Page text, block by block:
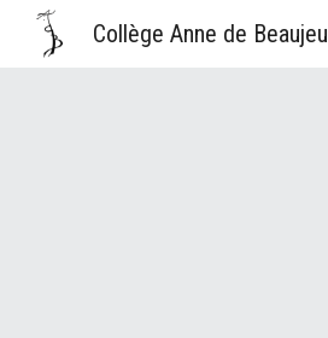
Collège Anne de Beaujeu